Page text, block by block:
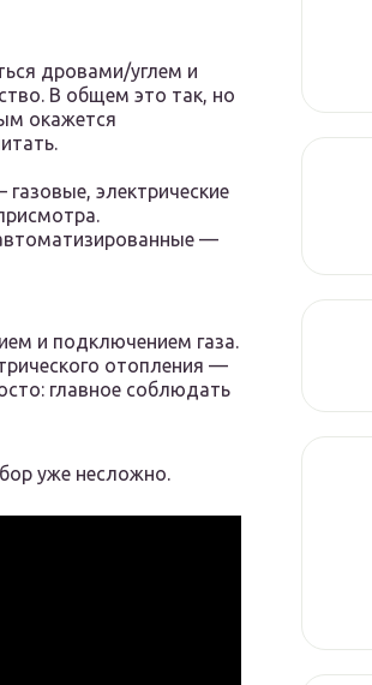
дровами/углем и
В общем это так, но
окажется
электрические
—
и подключением газа.
отопления —
главное соблюдать
уже несложно.